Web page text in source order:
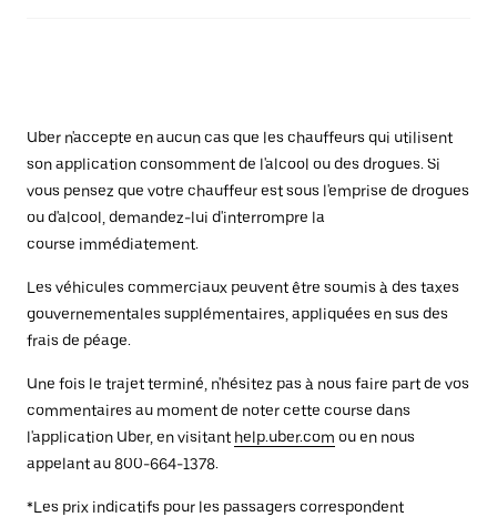
Uber n'accepte en aucun cas que les chauffeurs qui utilisent
son application consomment de l'alcool ou des drogues. Si
vous pensez que votre chauffeur est sous l'emprise de drogues
ou d'alcool, demandez-lui d'interrompre la
course immédiatement.
Les véhicules commerciaux peuvent être soumis à des taxes
gouvernementales supplémentaires, appliquées en sus des
frais de péage.
Une fois le trajet terminé, n'hésitez pas à nous faire part de vos
commentaires au moment de noter cette course dans
l'application Uber, en visitant help.uber.com ou en nous
appelant au 800-664-1378.
*Les prix indicatifs pour les passagers correspondent